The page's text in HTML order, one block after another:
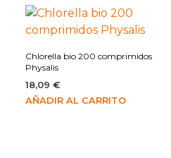
Chlorella bio 200 comprimidos
Physalis
18,09€
AÑADIR AL CARRITO